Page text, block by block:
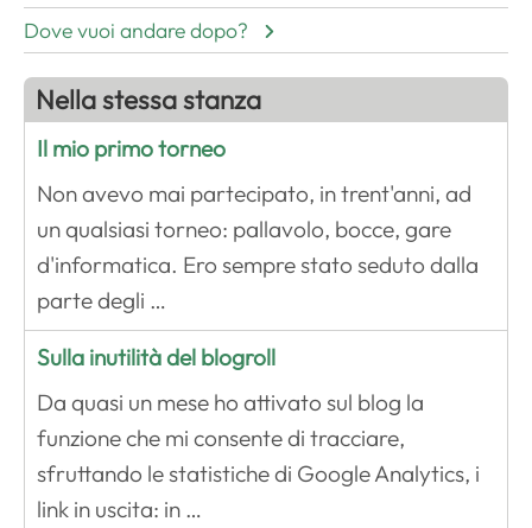
Dove vuoi andare dopo?
Nella stessa stanza
Il mio primo torneo
Non avevo mai partecipato, in trent'anni, ad
un qualsiasi torneo: pallavolo, bocce, gare
d'informatica. Ero sempre stato seduto dalla
parte degli …
Sulla inutilità del blogroll
Da quasi un mese ho attivato sul blog la
funzione che mi consente di tracciare,
sfruttando le statistiche di Google Analytics, i
link in uscita: in …